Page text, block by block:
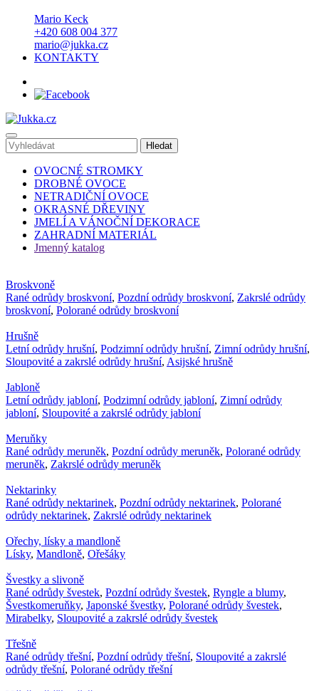
Mario Keck
+420 608 004 377
mario@jukka.cz
KONTAKTY
OVOCNÉ STROMKY
DROBNÉ OVOCE
NETRADIČNÍ OVOCE
OKRASNÉ DŘEVINY
JMELÍ A VÁNOČNÍ DEKORACE
ZAHRADNÍ MATERIÁL
Jmenný katalog
Broskvoně
Rané odrůdy broskvoní, Pozdní odrůdy broskvoní, Zakrslé odrůdy
broskvoní, Polorané odrůdy broskvoní
Hrušně
Letní odrůdy hrušní, Podzimní odrůdy hrušní, Zimní odrůdy hrušní,
Sloupovité a zakrslé odrůdy hrušní, Asijské hrušně
Jabloně
Letní odrůdy jabloní, Podzimní odrůdy jabloní, Zimní odrůdy
jabloní, Sloupovité a zakrslé odrůdy jabloní
Meruňky
Rané odrůdy meruněk, Pozdní odrůdy meruněk, Polorané odrůdy
meruněk, Zakrslé odrůdy meruněk
Nektarinky
Rané odrůdy nektarinek, Pozdní odrůdy nektarinek, Polorané
odrůdy nektarinek, Zakrslé odrůdy nektarinek
Ořechy, lísky a mandloně
Lísky, Mandloně, Ořešáky
Švestky a slivoně
Rané odrůdy švestek, Pozdní odrůdy švestek, Ryngle a blumy,
Švestkomeruňky, Japonské švestky, Polorané odrůdy švestek,
Mirabelky, Sloupovité a zakrslé odrůdy švestek
Třešně
Rané odrůdy třešní, Pozdní odrůdy třešní, Sloupovité a zakrslé
odrůdy třešní, Polorané odrůdy třešní